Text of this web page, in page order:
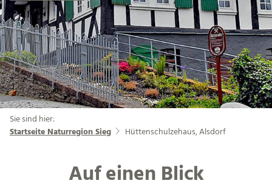
Sie sind hier:
Startseite Naturregion Sieg
Hüttenschulzehaus, Alsdorf
Auf einen Blick